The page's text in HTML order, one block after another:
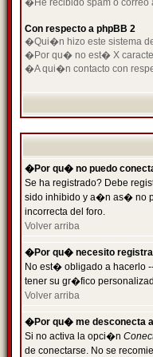
�He recibido spam o correo
Con respecto a phpBB 2
�Qui�n hizo este sistema
�Por qu� no est� X
�A qui�n contacto con
�Por qu� no puedo
Se ha registrado? Debe
sido inhibido y a�n as� no
incorrecta del foro.
Volver arriba
�Por qu� necesito
No est� obligado a hacerlo
tener su gr�fico
Volver arriba
�Por qu� me desconecta
Si no activa la opci�n
de conectarse. No se